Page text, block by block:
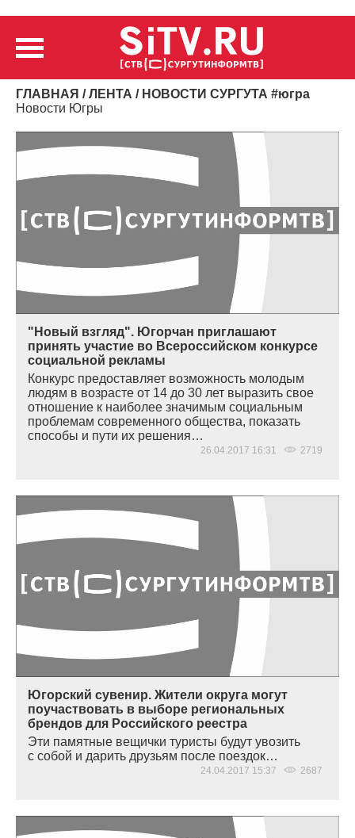
ГЛАВНАЯ /ЛЕНТА / НОВОСТИ СУРГУТА #югра
Новости Югры
"Новый взгляд". Югорчан приглашают
принять участие во Всероссийском конкурсе
социальной рекламы
Конкурс предоставляет возможность молодым
людям в возрасте от 14 до 30 лет выразить свое
отношение к наиболее значимым социальным
проблемам современного общества, показать
способы и пути их решения…
26.04.2017 16:31 2719
Югорский сувенир. Жители округа могут
поучаствовать в выборе региональных
брендов для Российского реестра
Эти памятные вещички туристы будут увозить
с собой и дарить друзьям после поездок…
24.04.2017 15:37 2687